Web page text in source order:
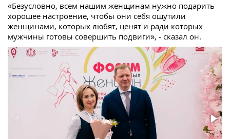
«Безусловно, всем нашим женщинам нужно подарить
хорошее настроение, чтобы они себя ощутили
женщинами, которых любят, ценят и ради которых
мужчины готовы совершить подвиги», - сказал он.